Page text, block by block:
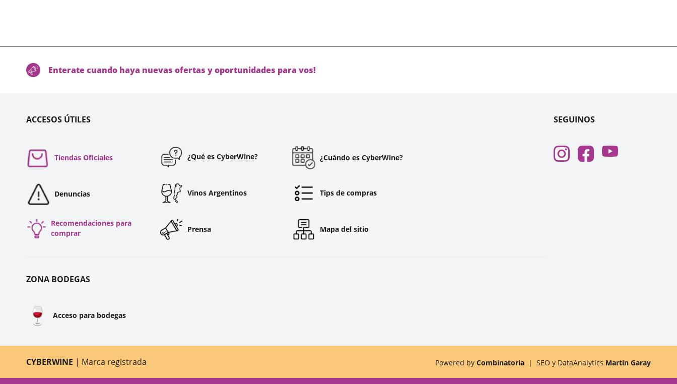
Enterate cuando haya nuevas ofertas y oportunidades para vos!
ACCESOS ÚTILES
Tiendas Oficiales ¿Qué es CyberWine? ¿Cuándo es CyberWine?
Denuncias Vinos Argentinos Tips de compras
Recomendaciones para
comprar
Prensa Mapa del sitio
ZONA BODEGAS
🍷 Acceso para bodegas
SEGUINOS
CYBERWINE | Marca registrada Powered by Combinatoria | SEO y DataAnalytics Martín Garay